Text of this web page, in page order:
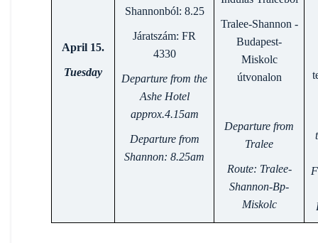
April 15.
Tuesday
Shannonból: 8.25
Járatszám: FR
4330
Departure from the
Ashe Hotel
approx.4.15am
Departure from
Shannon: 8.25am
Tralee-Shannon -
Budapest-
Miskolc
útvonalon
Departure from
Tralee
Route: Tralee-
Shannon-Bp-
Miskolc